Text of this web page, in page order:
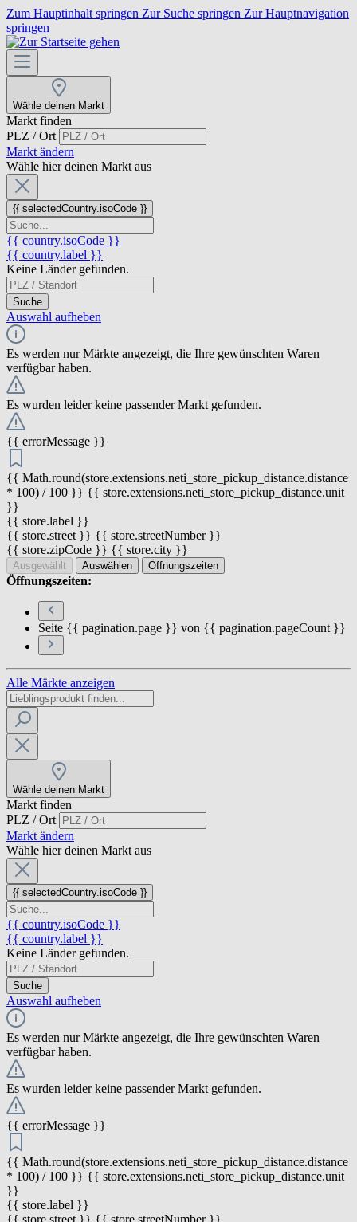
Zum Hauptinhalt springen Zur Suche springen Zur Hauptnavigation
springen
Wähle deinen Markt
Markt finden
PLZ / Ort
Markt ändern
Wähle hier deinen Markt aus
{{ selectedCountry.isoCode }}
{{ country.isoCode }}
{{ country.label }}
Keine Länder gefunden.
Suche
Auswahl aufheben
Es werden nur Märkte angezeigt, die Ihre gewünschten Waren
verfügbar haben.
Es wurden leider keine passender Markt gefunden.
{{ errorMessage }}
{{ Math.round(store.extensions.neti_store_pickup_distance.distance
* 100) / 100 }} {{ store.extensions.neti_store_pickup_distance.unit
}}
{{ store.label }}
{{ store.street }} {{ store.streetNumber }}
{{ store.zipCode }} {{ store.city }}
Ausgewählt Auswählen Öffnungszeiten
Öffnungszeiten:
Seite {{ pagination.page }} von {{ pagination.pageCount }}
Alle Märkte anzeigen
Wähle deinen Markt
Markt finden
PLZ / Ort
Markt ändern
Wähle hier deinen Markt aus
{{ selectedCountry.isoCode }}
{{ country.isoCode }}
{{ country.label }}
Keine Länder gefunden.
Suche
Auswahl aufheben
Es werden nur Märkte angezeigt, die Ihre gewünschten Waren
verfügbar haben.
Es wurden leider keine passender Markt gefunden.
{{ errorMessage }}
{{ Math.round(store.extensions.neti_store_pickup_distance.distance
* 100) / 100 }} {{ store.extensions.neti_store_pickup_distance.unit
}}
{{ store.label }}
{{ store.street }} {{ store.streetNumber }}